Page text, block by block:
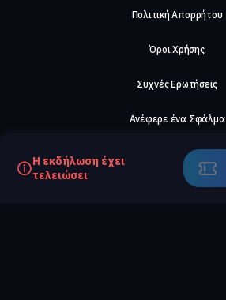
Η εκδήλωση έχει
τελειώσει
Πολιτική Απορρήτου
Όροι Χρήσης
Συχνές Ερωτήσεις
Ανέφερε ένα Σφάλμα
Σχετικά με μας
Careers